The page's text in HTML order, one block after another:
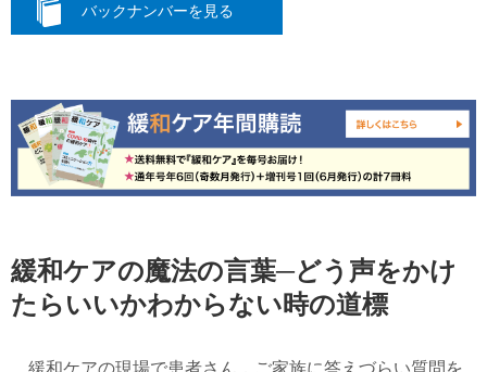
バックナンバーを見る
緩和ケアの魔法の言葉─どう声をかけ
たらいいかわからない時の道標